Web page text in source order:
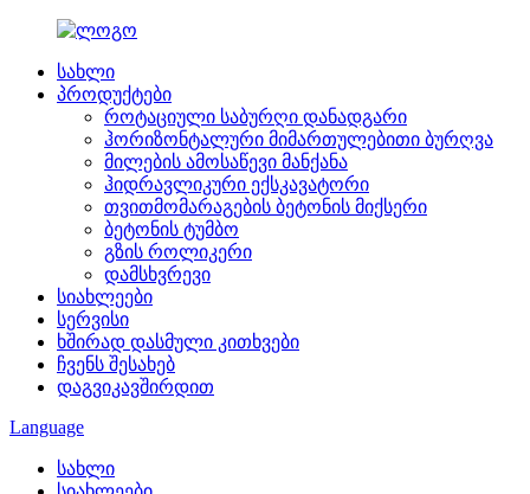
სახლი
პროდუქტები
როტაციული საბურღი დანადგარი
ჰორიზონტალური მიმართულებითი ბურღვა
მილების ამოსაწევი მანქანა
ჰიდრავლიკური ექსკავატორი
თვითმომარაგების ბეტონის მიქსერი
ბეტონის ტუმბო
გზის როლიკერი
დამსხვრევი
სიახლეები
სერვისი
ხშირად დასმული კითხვები
ჩვენს შესახებ
დაგვიკავშირდით
Language
სახლი